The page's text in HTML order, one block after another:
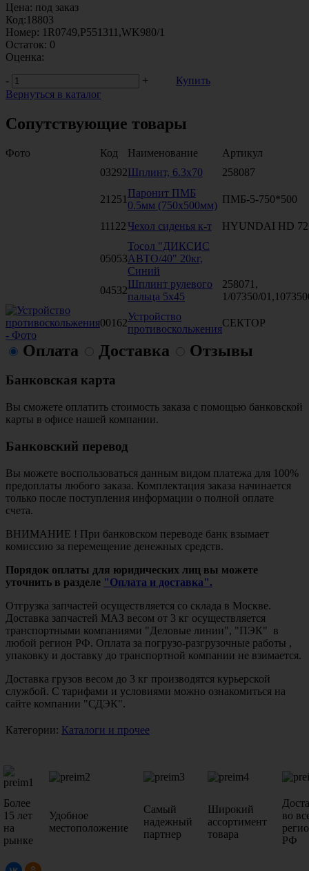
Цена: под заказ
Код:18803
Номер: 1R0749,P551311,WK980/1
Остаток: 0
Оценка:
-
+
Купить
Вернуться в каталог
Сопутствующие товары
Фото Код Наименование
Артикул
03292Шплинт, 6.3х70 258087
21251
Паронит ПМБ
0.5мм (750х500мм)
ПМБ-5-750*500
11122 Чехол сиденья к-т HYUNDAI HD 72
05053
Тосол "ДИКСИС
АВТО/40" 20кг,
Синий
04532
Шплинт рулевого
пальца 5х45
258071,
1/07350/
00162
Устройство
противоскольжения
СЕКТОР
Оплата Доставка Отзывы
Банковская карта
Вы сможете оплатить стоимость заказа с помощью банковской
карты в офисе нашей компании.
Банковский перевод
Вы можете воспользоваться данным видом платежа для 100%
предоплаты любого заказа. Комплектация заказа начинается
только после поступления информации о полной оплате
счета.
ВНИМАНИЕ ! При банковском переводе банк взымает
комиссию за перемещение денежных средств.
Порядок оплаты для юридических лиц вы можете
уточнить в разделе "Оплата и доставка".
Отгрузка запчастей осуществляется со склада в Москве.
Доставка запчастей МАЗ весом от 3 кг осуществляется
транспортными компаниями "Деловые линии", "ПЭК" в
любой регион РФ. Оплата за погрузо-разгрузочные работы ,
упаковку и доставку до транспортной компании не взимается.
Доставка грузов весом до 3 кг производятся курьерской
службой. С тарифами и условиями можно ознакомиться на
сайте компании "СДЭК".
Категории: Каталоги и прочее
Более
15 лет
на
рынке
Удобное
местоположение
Самый
надежный
партнер
Широкий
ассортимент
товара
во
РФ